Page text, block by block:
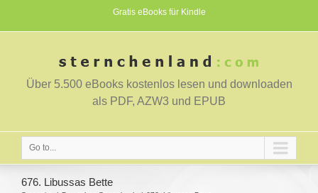
Gratis eBooks für Kindle
Über 5.500 eBooks kostenlos lesen und downloaden
als PDF, AZW3 und EPUB
Go to...
676. Libussas Bette